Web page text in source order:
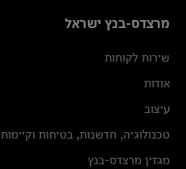
מרצדס-בנץ ישראל
שירות לקוחות
אודות
עיצוב
טכנולוגיה, חדשנות, בטיחות וקיימות
מגזין מרצדס-בנץ